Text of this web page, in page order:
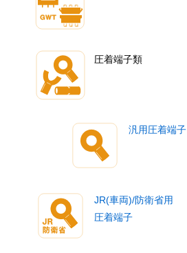
圧着端子類
汎用圧着端子
JR(車両)/防衛省用
圧着端子